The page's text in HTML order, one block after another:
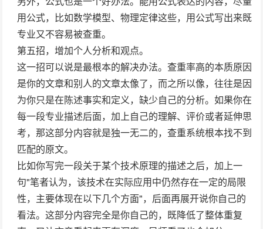
用公式，比如数学模型、物理定律这些，用公式写出来既
专业又不容易被查重。
第五招，增加个人分析和观点。
这一招可以说是最根本的解决办法。查重率高的本质原因
是你的文章和别人的文章太像了，而之所以像，往往是因
为你只是在陈述事实和定义，缺少自己的分析。如果你在
每一段专业描述后面，加上自己的理解、评价或者延伸思
考，那这部分内容就是独一无二的，查重系统根本找不到
匹配的原文。
比如你写完一段关于某个技术原理的描述之后，加上一
句"笔者认为，该技术在实际应用中仍然存在一定的局限
性，主要体现在以下几个方面"，后面再展开说你自己的
看法。这部分内容完全是你自己的，既降低了整体重复